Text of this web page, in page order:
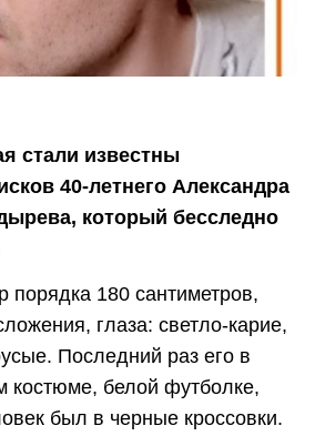
стали известны
40-летнего Александра
который бесследно
порядка 180 сантиметров,
глаза: светло-карие,
Последний раз его в
костюме, белой футболке,
был в черные кроссовки.